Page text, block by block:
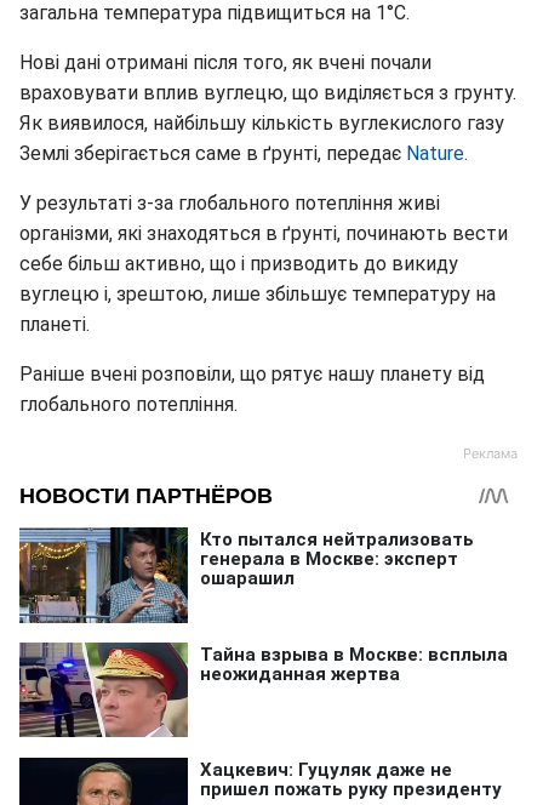
загальна температура підвищиться на 1°C.
Нові дані отримані після того, як вчені почали
враховувати вплив вуглецю, що виділяється з грунту.
Як виявилося, найбільшу кількість вуглекислого газу
Землі зберігається саме в ґрунті, передає Nature.
У результаті з-за глобального потепління живі
організми, які знаходяться в ґрунті, починають вести
себе більш активно, що і призводить до викиду
вуглецю і, зрештою, лише збільшує температуру на
планеті.
Раніше вчені розповіли, що рятує нашу планету від
глобального потепління.